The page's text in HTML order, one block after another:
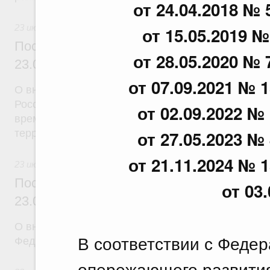
от 24.04.2018 №
от 15.05.2019
от 28.05.2020 №
от 07.09.2021 №
от 02.09.2022
от 27.05.2023
от 21.11.2024 №
от
В соответствии с
Постановление Правительства
23.07.2026 г. № 926
О внесении на ратификацию Соглашения между
временной трудовой деятельности граждан
территории другого государства
Постановление Правительства
23.07.2026 г. № 928
Федерации от 20 июля 2011 г. № 590